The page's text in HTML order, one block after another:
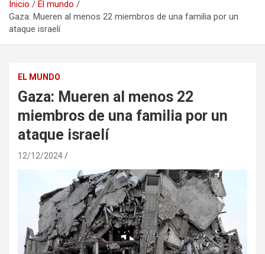
Inicio
El mundo
Gaza: Mueren al menos 22 miembros de una familia por un
ataque israelí
EL MUNDO
Gaza: Mueren al menos 22
miembros de una familia por un
ataque israelí
12/12/2024